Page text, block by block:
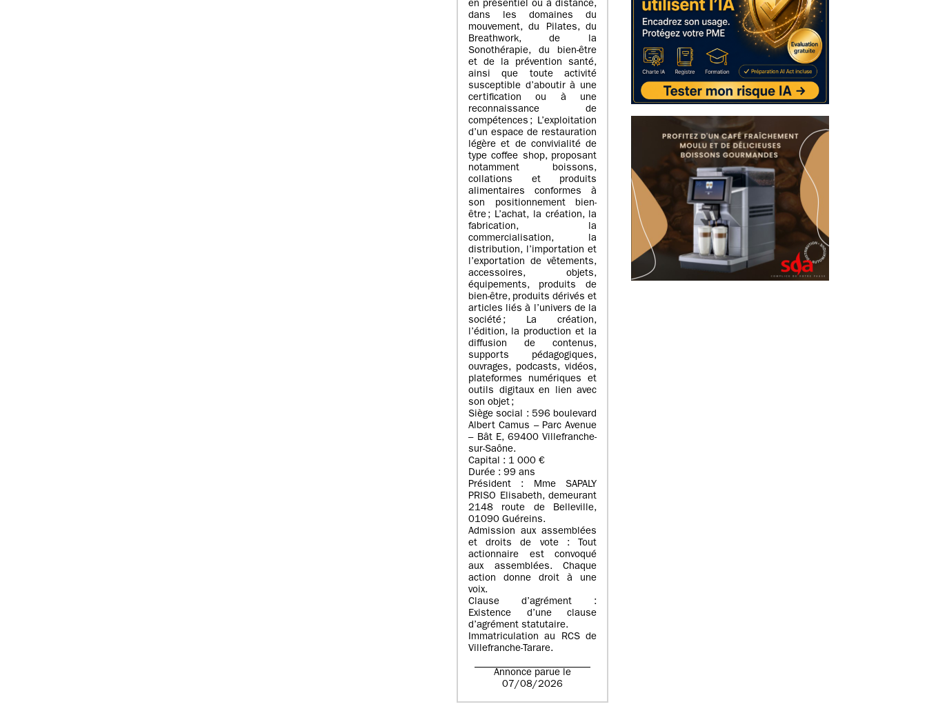
en présentiel ou à distance,
dans les domaines du
mouvement, du Pilates, du
Breathwork, de la
Sonothérapie, du bien-être
et de la prévention santé,
ainsi que toute activité
susceptible d’aboutir à une
certification ou à une
reconnaissance de
compétences ; L’exploitation
d’un espace de restauration
légère et de convivialité de
type coffee shop, proposant
notamment boissons,
collations et produits
alimentaires conformes à
son positionnement bien-
être ; L’achat, la création, la
fabrication, la
commercialisation, la
distribution, l’importation et
l’exportation de vêtements,
accessoires, objets,
équipements, produits de
bien-être, produits dérivés et
articles liés à l’univers de la
société ; La création,
l’édition, la production et la
diffusion de contenus,
supports pédagogiques,
ouvrages, podcasts, vidéos,
plateformes numériques et
outils digitaux en lien avec
son objet ;
Siège social : 596 boulevard
Albert Camus – Parc Avenue
– Bât E, 69400 Villefranche-
sur-Saône.
Capital : 1 000 €
Durée : 99 ans
Président : Mme SAPALY
PRISO Elisabeth, demeurant
2148 route de Belleville,
01090 Guéreins.
Admission aux assemblées
et droits de vote : Tout
actionnaire est convoqué
aux assemblées. Chaque
action donne droit à une
voix.
Clause d’agrément :
Existence d’une clause
d’agrément statutaire.
Immatriculation au RCS de
Villefranche-Tarare.
Annonce parue le
07/08/2026